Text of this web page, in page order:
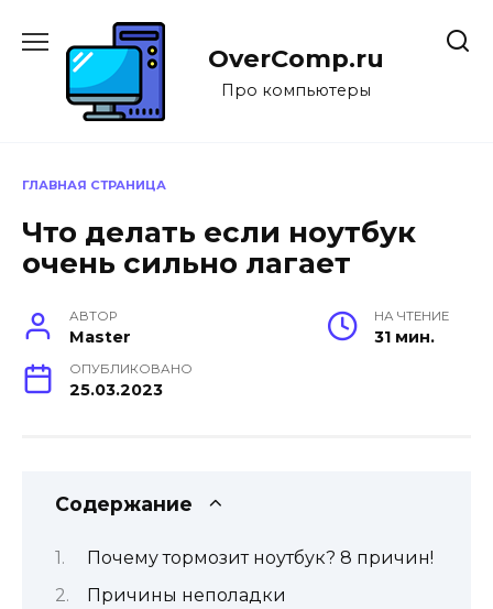
содержанию
OverComp.ru
Про компьютеры
ГЛАВНАЯ СТРАНИЦА
Что делать если ноутбук
очень сильно лагает
АВТОР
Master
НА ЧТЕНИЕ
31 мин.
ОПУБЛИКОВАНО
25.03.2023
Содержание
Почему тормозит ноутбук? 8 причин!
Причины неполадки